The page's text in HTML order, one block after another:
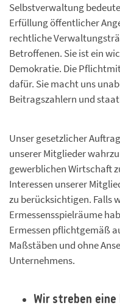
Selbstverwaltung
Erfüllung öffentlicher
rechtliche
Betroffenen. Sie ist ein
Demokratie. Die
dafür. Sie macht uns
Beitragszahlern und
Unser gesetzlicher
unserer Mitglieder
gewerblichen Wirtschaft
Interessen unserer
zu berücksichtigen. Falls
Ermessensspielräume
Ermessen pflichtgemäß
Maßstäben und ohne
Unternehmens.
Wir streben